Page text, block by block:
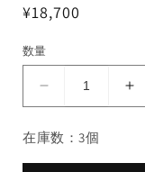
¥18,700
数量
山
紅
麒
紅
在庫数：3個